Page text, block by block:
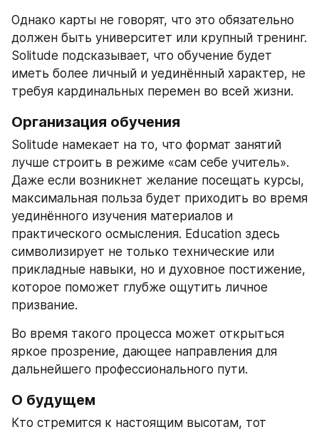
Однако карты не говорят, что это обязательно
должен быть университет или крупный тренинг.
Solitude подсказывает, что обучение будет
иметь более личный и уединённый характер, не
требуя кардинальных перемен во всей жизни.
Организация обучения
Solitude намекает на то, что формат занятий
лучше строить в режиме «сам себе учитель».
Даже если возникнет желание посещать курсы,
максимальная польза будет приходить во время
уединённого изучения материалов и
практического осмысления. Education здесь
символизирует не только технические или
прикладные навыки, но и духовное постижение,
которое поможет глубже ощутить личное
призвание.
Во время такого процесса может открыться
яркое прозрение, дающее направления для
дальнейшего профессионального пути.
О будущем
Кто стремится к настоящим высотам, тот